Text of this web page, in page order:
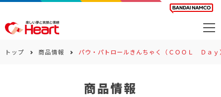
トップ 商品情報 パウ・パトロールきんちゃく（ＣＯＯＬ Ｄａｙ
商品情報